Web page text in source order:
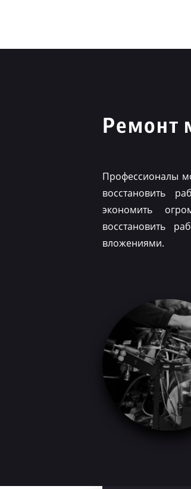
Ремонт
Профессионалы
восстановить
экономить
восстановить
вложениями.